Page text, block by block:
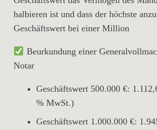
halbieren ist und dass der höchste
Geschäftswert bei einer Million
Beurkundung einer
Notar
Geschäftswert 500.000 €:
% MwSt.)
Geschäftswert 1.000.000 €: